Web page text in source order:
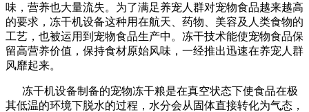
味，营养也大量流失。为了满足养宠人群对宠物食品越来越高
的要求，冻干机设备这种用在航天、药物、美容及人类食物的
工艺，也被运用到宠物食品生产中。冻干技术能使宠物食品保
留高营养价值，保持食材原始风味，一经推出迅速在养宠人群
风靡起来。
冻干机设备制备的宠物冻干粮是在真空状态下使食品在极
其低温的环境下脱水的过程，水分会从固体直接转化为气态，